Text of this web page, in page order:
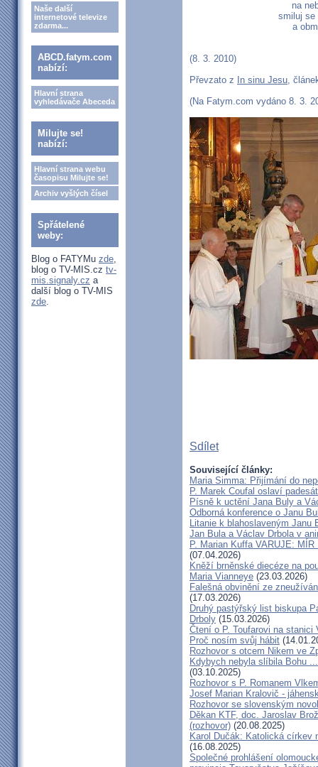
Naše další
internetové televize
zdarma...
ABCD.fatym.com
nabízí:
Hlavní strana
vyhledávače Abeceda
Milujte se!
nabízí:
Hlavní strana webu
časopisu Milujte se!
Archiv vyšlých čísel
Spřátelené
weby:
Blog o FATYMu zde,
blog o TV-MIS.cz tv-
mis.signaly.cz a
další blog o TV-MIS
zde.
na
smiluj se
a
(8. 3. 2010)
Převzato z
In sinu Jesu,
(Na Fatym.com vydáno 8. 3.
Sdílet
Související články:
Maria Simma: Přijímání do
P. Marek Coufal oslaví
Písně k uctění Jana Buly a
Odborná konference o Janu
Litanie k blahoslaveným Janu
Jan Bula a Václav Drbola v
P. Marian Kuffa VARUJE:
(07.04.2026)
Kněží brněnské diecéze na
Maria Vianneye (23.03.2026)
Falešná obvinění ze
(17.03.2026)
Druhý pastýřský list biskupa
Drboly (15.03.2026)
Čtení o P. Toufarovi na stanici
Proč nosím svůj hábit
Rozhovor s otcem Nikem ve
Kdybych nebyla slíbila Bohu
(03.10.2025)
Rozhovor s P. Romanem
Josef Marian Kralovič -
Rozhovor se slovenským
Děkan KTF, doc. Jaroslav
(rozhovor) (20.08.2025)
Karol Dučák: Katolická církev
(16.08.2025)
Společné prohlášení